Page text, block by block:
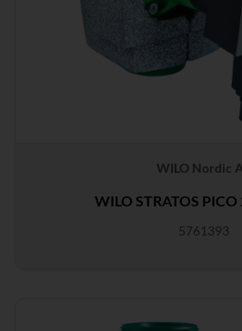
WILO Nordic
WILO STRATOS
5761393